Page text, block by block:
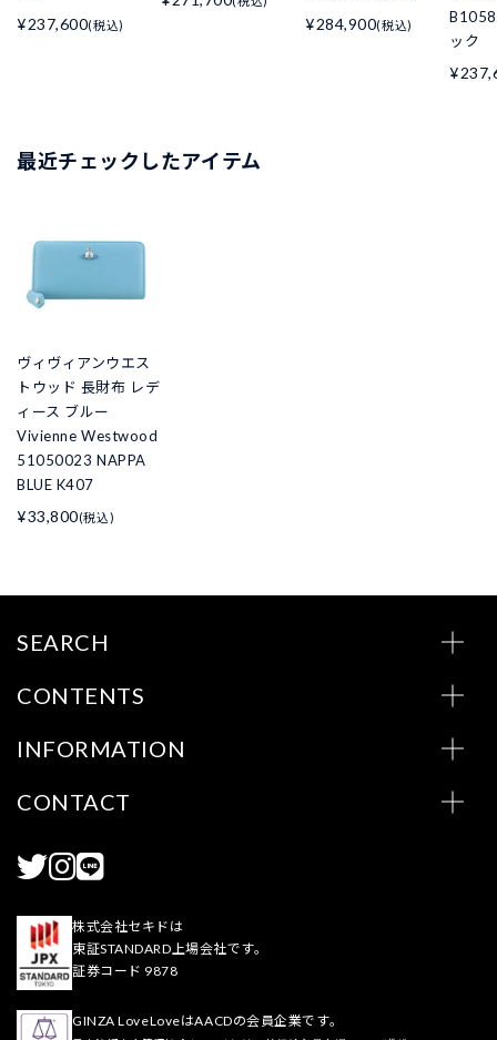
¥237,600(税込) ¥284,900(税込)
ック
最近チェックしたアイテム
ヴィヴィアンウエス
トウッド 長財布 レデ
ィース ブルー
Vivienne Westwood
51050023 NAPPA
BLUE K407
¥33,800(税込)
SEARCH
CONTENTS
INFORMATION
CONTACT
株式会社セキドは
東証STANDARD上場会社です。
証券コード 9878
GINZA LoveLoveはAACDの会員企業です。